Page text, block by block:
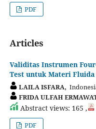
PDF
Articles
Validitas Instrumen
Test untuk Materi Fluida
LAILA ISFARA,
FRIDA ULFAH
Abstract views: 165 ,
PDF